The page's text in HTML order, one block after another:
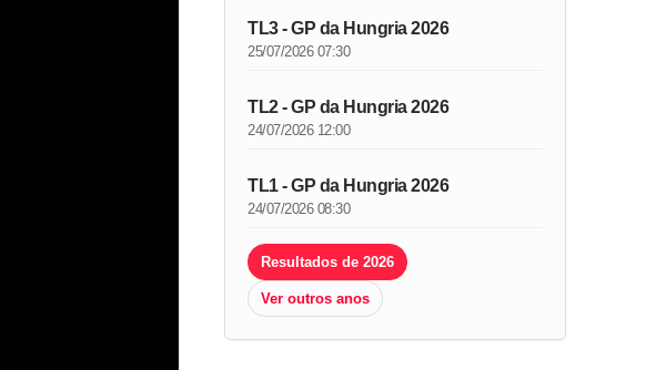
TL3 - GP da Hungria 2026
25/07/2026 07:30
TL2 - GP da Hungria 2026
24/07/2026 12:00
TL1 - GP da Hungria 2026
24/07/2026 08:30
Resultados de 2026
Ver outros anos